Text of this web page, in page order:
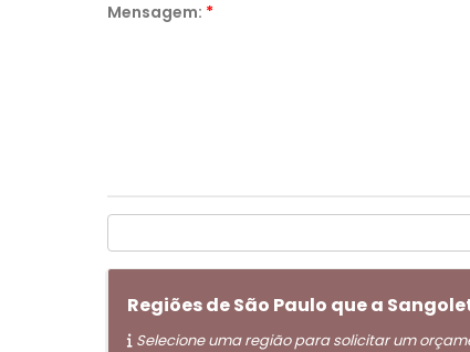
Mensagem: *
Regiões de São Paulo que a
Selecione uma região para solicitar um